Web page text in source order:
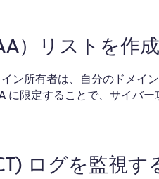
）リストを作
ン所有者は、自分のドメイ
に限定することで、サイバ
ログを監視す